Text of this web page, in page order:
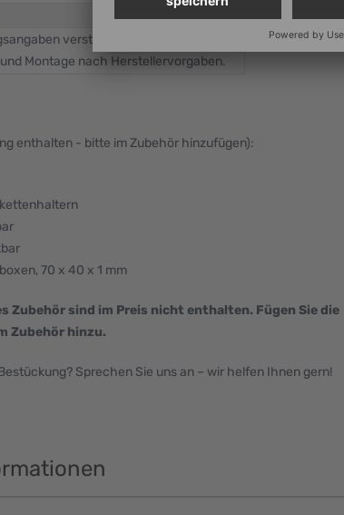
verstehen sich bei gleichmäßig
Montage nach Herstellervorgaben.
enthalten - bitte im Zubehör hinzufügen):
70 x 40 x 1 mm
Zubehör sind im Preis nicht enthalten. Fügen Sie die
Zubehör hinzu.
Sprechen Sie uns an – wir helfen Ihnen gern!